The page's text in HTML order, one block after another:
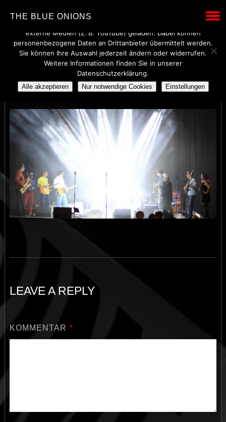
THE BLUE ONIONS
CHARLIE_2
LEAVE A REPLY
KOMMENTAR *
Wir verwenden technisch notwendige Cookies, um den Betrieb
dieser Website sicherzustellen. Mit Ihrer Einwilligung werden
externe Medien (z. B. YouTube) geladen. Dabei können
personenbezogene Daten an Drittanbieter übermittelt werden.
Sie können Ihre Auswahl jederzeit ändern oder widerrufen.
Weitere Informationen finden Sie in unserer
Datenschutzerklärung.
Alle akzeptieren Nur notwendige Cookies Einstellungen